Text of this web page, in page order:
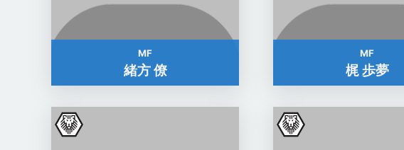
MF
緒方 僚
MF
梶 歩夢